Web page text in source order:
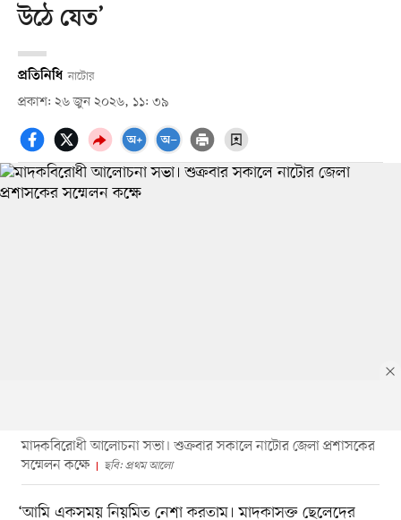
উঠে যেত’
প্রতিনিধি নাটোর
প্রকাশ: ২৬ জুন ২০২৬, ১১: ৩৯
মাদকবিরোধী আলোচনা সভা। শুক্রবার সকালে নাটোর জেলা প্রশাসকের
সম্মেলন কক্ষে
ছবি: প্রথম আলো
‘আমি একসময় নিয়মিত নেশা করতাম। মাদকাসক্ত ছেলেদের